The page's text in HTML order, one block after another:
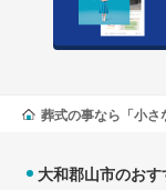
葬式の事なら「小さ
大和郡山市のお